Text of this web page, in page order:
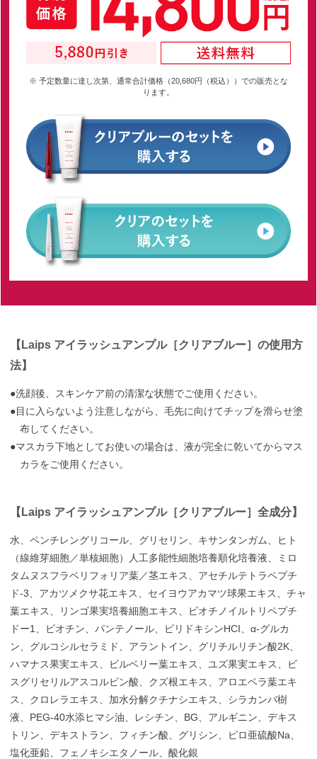
※ 予定数量に達し次第、通常合計価格（20,680円（税込））での販売とな
ります。
【Laips アイラッシュアンプル［クリアブルー］の使用方
法】
●洗顔後、スキンケア前の清潔な状態でご使用ください。
●目に入らないよう注意しながら、毛先に向けてチップを滑らせ塗
布してください。
●マスカラ下地としてお使いの場合は、液が完全に乾いてからマス
カラをご使用ください。
【Laips アイラッシュアンプル［クリアブルー］全成分】
水、ペンチレングリコール、グリセリン、キサンタンガム、ヒト
（線維芽細胞／単核細胞）人工多能性細胞培養順化培養液、ミロ
タムヌスフラベリフォリア葉／茎エキス、アセチルテトラペプチ
ド-3、アカツメクサ花エキス、セイヨウアカマツ球果エキス、チャ
葉エキス、リンゴ果実培養細胞エキス、ビオチノイルトリペプチ
ドー1、ビオチン、パンテノール、ピリドキシンHCI、α-グルカ
ン、グルコシルセラミド、アラントイン、グリチルリチン酸2K、
ハマナス果実エキス、ビルベリー葉エキス、ユズ果実エキス、ビ
スグリセリルアスコルビン酸、クズ根エキス、アロエベラ葉エキ
ス、クロレラエキス、加水分解クチナシエキス、シラカンバ樹
液、PEG-40水添ヒマシ油、レシチン、BG、アルギニン、デキス
トリン、デキストラン、フィチン酸、グリシン、ピロ亜硫酸Na、
塩化亜鉛、フェノキシエタノール、酸化銀